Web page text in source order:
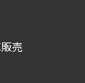
売